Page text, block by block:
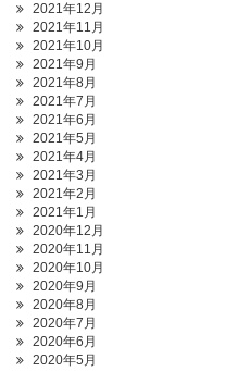
2021年12月
2021年11月
2021年10月
2021年9月
2021年8月
2021年7月
2021年6月
2021年5月
2021年4月
2021年3月
2021年2月
2021年1月
2020年12月
2020年11月
2020年10月
2020年9月
2020年8月
2020年7月
2020年6月
2020年5月